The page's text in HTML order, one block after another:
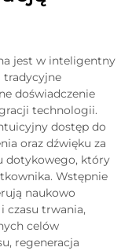
jest w inteligentny
tradycyjne
doświadczenie
technologii.
dostęp do
oraz dźwięku za
dotykowego, który
Wstępnie
naukowo
czasu trwania,
celów
regeneracja